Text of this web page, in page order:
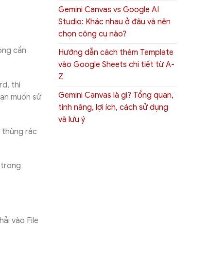
cần
thì
muốn sử
thùng rác
vào File
Gemini Canvas vs Google AI
Studio: Khác nhau ở đâu và nên
chọn công cụ nào?
Hướng dẫn cách thêm Template
vào Google Sheets chi tiết từ A-
Z
Gemini Canvas là gì? Tổng quan,
tính năng, lợi ích, cách sử dụng
và lưu ý